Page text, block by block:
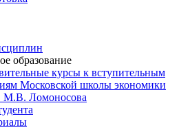
образование
курсы к вступительным
Московской школы экономики
Ломоносова